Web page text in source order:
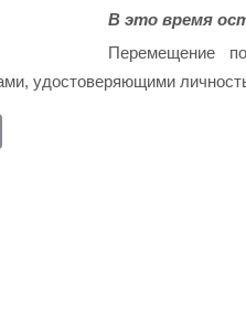
В это время
Перемещение
удостоверяющими